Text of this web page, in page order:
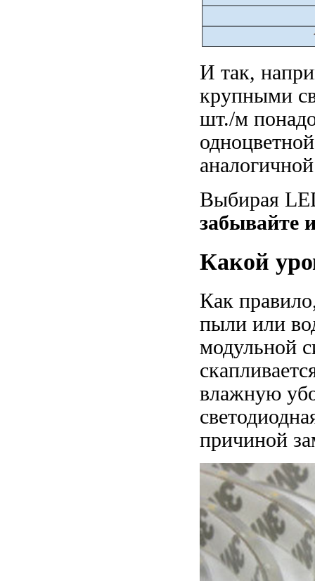
И так,
крупными
шт./м
Выбирая
забывайте
Какой
Как
пыли или
модульной
влажную
причиной